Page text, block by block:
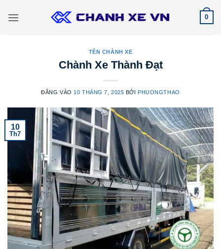
qua
0
TÊN CHÀNH XE
Chành Xe Thành Đạt
ĐĂNG VÀO 10 THÁNG 7, 2025 BỞIPHUONGTHAO
10
Th7